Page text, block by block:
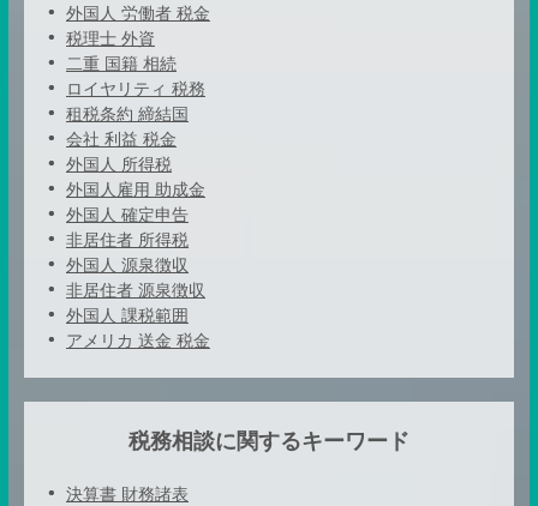
外国人 労働者 税金
税理士 外資
二重 国籍 相続
ロイヤリティ 税務
租税条約 締結国
会社 利益 税金
外国人 所得税
外国人雇用 助成金
外国人 確定申告
非居住者 所得税
外国人 源泉徴収
非居住者 源泉徴収
外国人 課税範囲
アメリカ 送金 税金
税務相談に関するキーワード
決算書 財務諸表